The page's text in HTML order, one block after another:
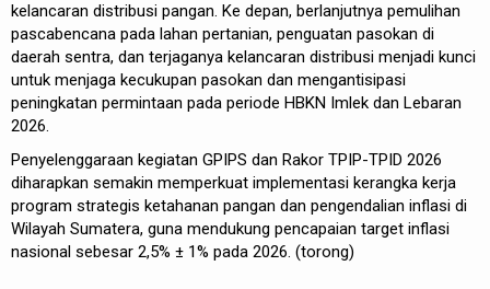
kelancaran distribusi pangan. Ke depan, berlanjutnya pemulihan
pascabencana pada lahan pertanian, penguatan pasokan di
daerah sentra, dan terjaganya kelancaran distribusi menjadi kunci
untuk menjaga kecukupan pasokan dan mengantisipasi
peningkatan permintaan pada periode HBKN Imlek dan Lebaran
2026.
Penyelenggaraan kegiatan GPIPS dan Rakor TPIP-TPID 2026
diharapkan semakin memperkuat implementasi kerangka kerja
program strategis ketahanan pangan dan pengendalian inflasi di
Wilayah Sumatera, guna mendukung pencapaian target inflasi
nasional sebesar 2,5% ± 1% pada 2026. (torong)